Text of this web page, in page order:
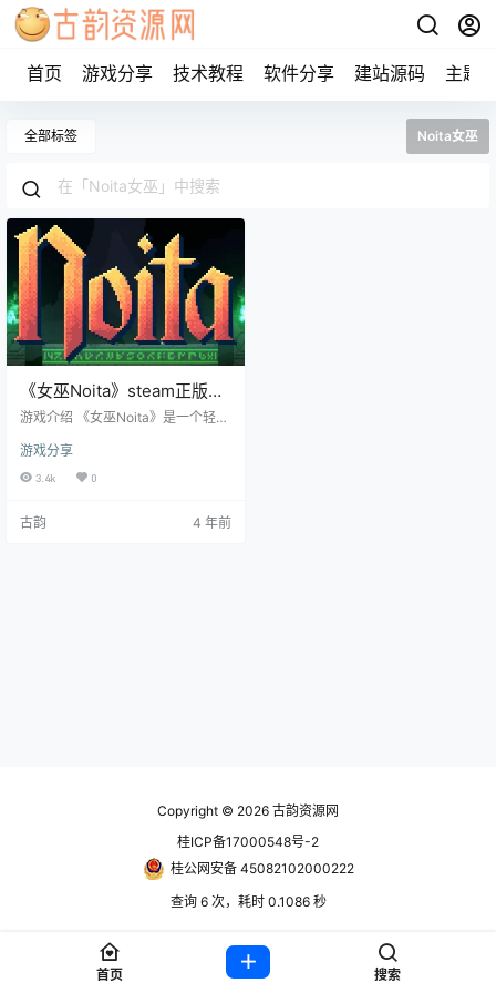
首页 游戏分享 技术教程 软件分享 建站源码 主题
全部标签 Noita女巫
《女巫Noita》steam正版离
线版共享账号
游戏介绍 《女巫Noita》是一个轻度
《女巫Noita》的世界中，每个像素
都有物理模拟。您可使用您自己创
冻和蒸发，打开自己的前路。或
游戏分享
3.4k 0
古韵 4 年前
Copyright © 2026 古韵资源网
桂ICP备17000548号-2
桂公网安备 45082102000222
查询 6 次，耗时 0.1086 秒
首页 搜索